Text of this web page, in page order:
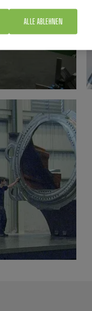
ALLE ABLEHNEN